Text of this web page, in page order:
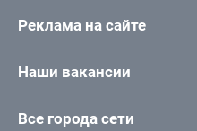
Реклама на сайте
Наши вакансии
Все города сети